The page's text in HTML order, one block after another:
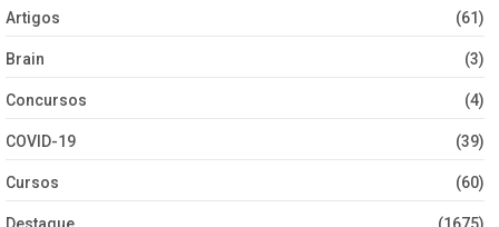
Artigos (61)
Brain (3)
Concursos (4)
COVID-19 (39)
Cursos (60)
Destaque (1675)